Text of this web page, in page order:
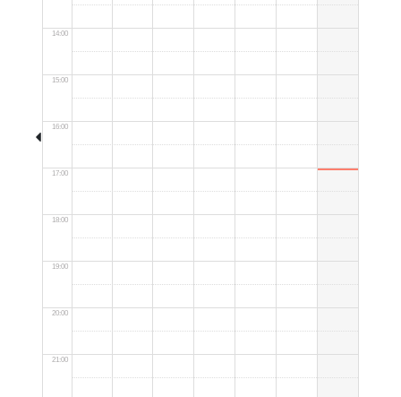
14:00
15:00
16:00
17:00
18:00
19:00
20:00
21:00